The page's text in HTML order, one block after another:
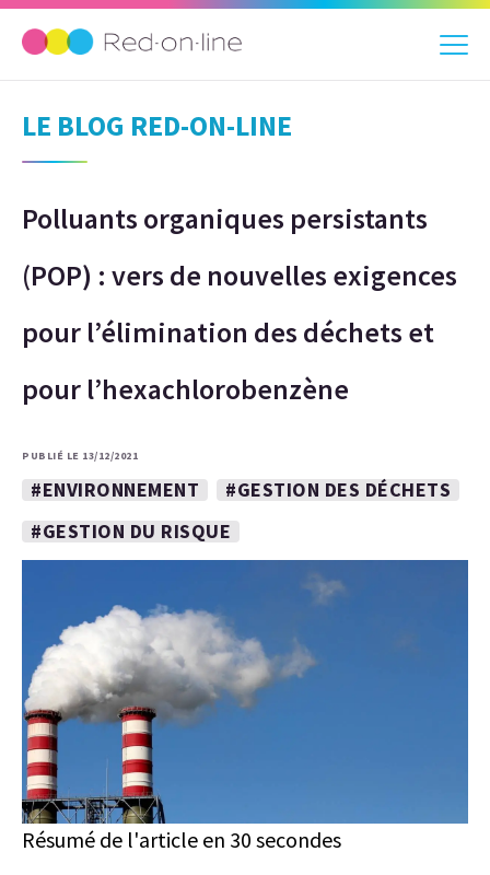
LE BLOG RED-ON-LINE
Polluants organiques persistants
(POP) : vers de nouvelles exigences
pour l’élimination des déchets et
pour l’hexachlorobenzène
PUBLIÉ LE 13/12/2021
#ENVIRONNEMENT
#GESTION DES DÉCHETS
#GESTION DU RISQUE
Résumé de l'article en 30 secondes